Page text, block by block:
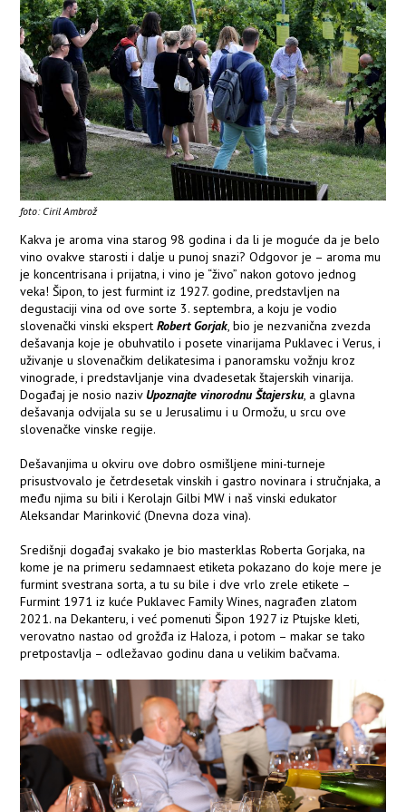
foto: Ciril Ambrož
Kakva je aroma vina starog 98 godina i da li je moguće da je belo
vino ovakve starosti i dalje u punoj snazi? Odgovor je – aroma mu
je koncentrisana i prijatna, i vino je “živo” nakon gotovo jednog
veka! Šipon, to jest furmint iz 1927. godine, predstavljen na
degustaciji vina od ove sorte 3. septembra, a koju je vodio
slovenački vinski ekspertRobert Gorjak, bio je nezvanična zvezda
dešavanja koje je obuhvatilo i posete vinarijama Puklavec i Verus, i
uživanje u slovenačkim delikatesima i panoramsku vožnju kroz
vinograde, i predstavljanje vina dvadesetak štajerskih vinarija.
Događaj je nosio nazivUpoznajte vinorodnu Štajersku, a glavna
dešavanja odvijala su se u Jerusalimu i u Ormožu, u srcu ove
slovenačke vinske regije.
Dešavanjima u okviru ove dobro osmišljene mini-turneje
prisustvovalo je četrdesetak vinskih i gastro novinara i stručnjaka, a
među njima su bili i Kerolajn Gilbi MW i naš vinski edukator
Aleksandar Marinković (Dnevna doza vina).
Središnji događaj svakako je bio masterklas Roberta Gorjaka, na
kome je na primeru sedamnaest etiketa pokazano do koje mere je
furmint svestrana sorta, a tu su bile i dve vrlo zrele etikete –
Furmint 1971 iz kuće Puklavec Family Wines, nagrađen zlatom
2021. na Dekanteru, i već pomenuti Šipon 1927 iz Ptujske kleti,
verovatno nastao od grožđa iz Haloza, i potom – makar se tako
pretpostavlja – odležavao godinu dana u velikim bačvama.